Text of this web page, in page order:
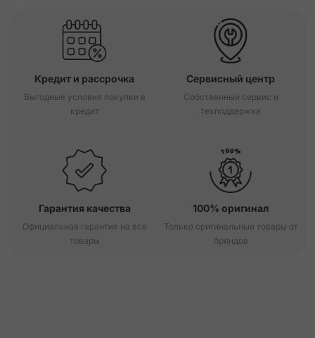
Кредит и рассрочка
Выгодные условия покупки в
кредит
Сервисный центр
Собственный сервис и
техподдержка
Гарантия качества
Официальная гарантия на все
товары
100% оригинал
Только оригинальные товары от
брендов